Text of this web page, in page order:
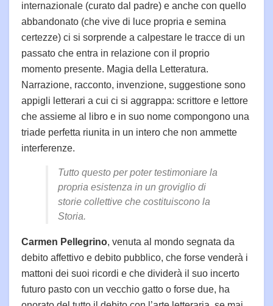
internazionale (curato dal padre) e anche con quello
abbandonato (che vive di luce propria e semina
certezze) ci si sorprende a calpestare le tracce di un
passato che entra in relazione con il proprio
momento presente. Magia della Letteratura.
Narrazione, racconto, invenzione, suggestione sono
appigli letterari a cui ci si aggrappa: scrittore e lettore
che assieme al libro e in suo nome compongono una
triade perfetta riunita in un intero che non ammette
interferenze.
Tutto questo per poter testimoniare la
propria esistenza in un groviglio di
storie collettive che costituiscono la
Storia.
Carmen Pellegrino, venuta al mondo segnata da
debito affettivo e debito pubblico, che forse venderà i
mattoni dei suoi ricordi e che dividerà il suo incerto
futuro pasto con un vecchio gatto o forse due, ha